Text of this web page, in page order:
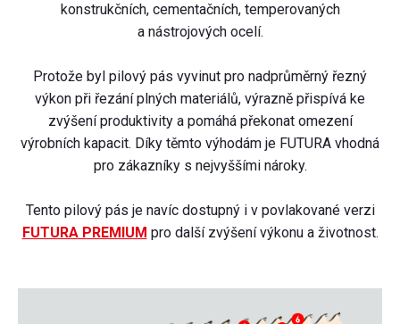
konstrukčních, cementačních, temperovaných
a nástrojových ocelí.
Protože byl pilový pás vyvinut pro nadprůměrný řezný
výkon při řezání plných materiálů, výrazně přispívá ke
zvýšení produktivity a pomáhá překonat omezení
výrobních kapacit. Díky těmto výhodám je FUTURA vhodná
pro zákazníky s nejvyššími nároky.
Tento pilový pás je navíc dostupný i v povlakované verzi
FUTURA PREMIUM pro další zvýšení výkonu a životnost.